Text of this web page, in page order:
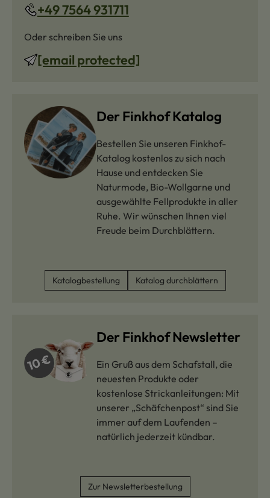
+49 7564 931711
Oder schreiben Sie uns
[email protected]
Der Finkhof Katalog
Bestellen Sie unseren Finkhof-
Katalog kostenlos zu sich nach
Hause und entdecken Sie
Naturmode, Bio-Wollgarne und
ausgewählte Fellprodukte in aller
Ruhe. Wir wünschen Ihnen viel
Freude beim Durchblättern.
Katalogbestellung Katalog durchblättern
Der Finkhof Newsletter
Ein Gruß aus dem Schafstall, die
neuesten Produkte oder
kostenlose Strickanleitungen: Mit
unserer „Schäfchenpost“ sind Sie
immer auf dem Laufenden –
natürlich jederzeit kündbar.
Zur Newsletterbestellung